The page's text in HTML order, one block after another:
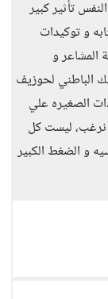
تأثير كبير
و توكيدات
المشاعر و
الباطني لحوزيف
الصغيره علي
نرغب، ليست كل
و الضغط الكبير